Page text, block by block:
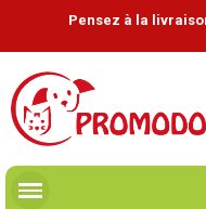
Pensez à la